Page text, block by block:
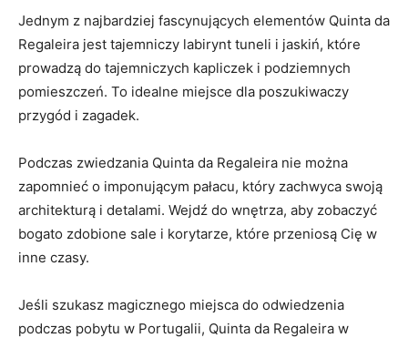
Jednym z najbardziej fascynujących elementów Quinta da
Regaleira jest tajemniczy labirynt tuneli i jaskiń, ‌które
prowadzą do tajemniczych kapliczek i podziemnych
pomieszczeń. To idealne miejsce dla poszukiwaczy
przygód i zagadek.
Podczas zwiedzania Quinta da Regaleira nie można
zapomnieć o imponującym pałacu, który zachwyca swoją
architekturą i ⁤detalami. Wejdź do wnętrza, aby zobaczyć
bogato zdobione sale i korytarze, które przeniosą Cię w
inne czasy.
Jeśli szukasz magicznego miejsca do odwiedzenia
podczas pobytu w Portugalii, Quinta da Regaleira ⁢w